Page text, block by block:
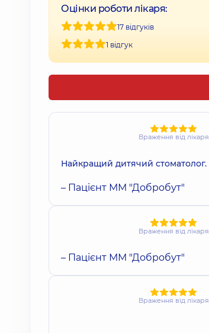
Оцінки роботи лікаря:
17 відгуків
1 відгук
Враження від лікаря
Найкращий дитячий стоматолог.
– Пацієнт ММ "Добробут"
Враження від лікаря
– Пацієнт ММ "Добробут"
Враження від лікаря